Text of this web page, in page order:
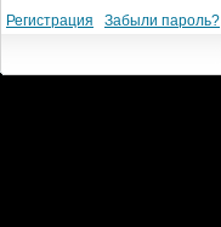
Регистрация Забыли пароль?